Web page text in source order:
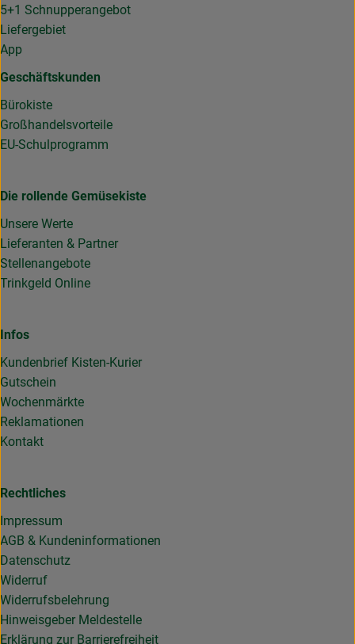
5+1 Schnupperangebot
Liefergebiet
App
Geschäftskunden
Bürokiste
Großhandelsvorteile
EU-Schulprogramm
Die rollende Gemüsekiste
Unsere Werte
Lieferanten & Partner
Stellenangebote
Trinkgeld Online
Infos
Kundenbrief Kisten-Kurier
Gutschein
Wochenmärkte
Reklamationen
Kontakt
Rechtliches
Impressum
AGB & Kundeninformationen
Datenschutz
Widerruf
Widerrufsbelehrung
Hinweisgeber Meldestelle
Erklärung zur Barrierefreiheit